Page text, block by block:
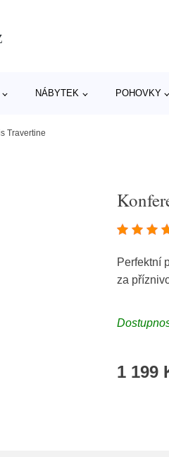
NÁBYTEK POHOVKY
Travertine
Perfektní
za
1 199